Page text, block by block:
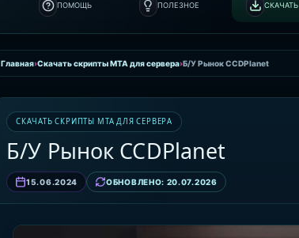
ПОМОЩЬ ПОЛЕЗНОЕ СКАЧАТЬ
Главная›Скачать скрипты MTA для сервера›Б/У Рынок CCDPlanet
СКАЧАТЬ СКРИПТЫ MTA ДЛЯ СЕРВЕРА
Б/У Рынок CCDPlanet
15.06.2024 ОБНОВЛЕНО: 20.07.2026